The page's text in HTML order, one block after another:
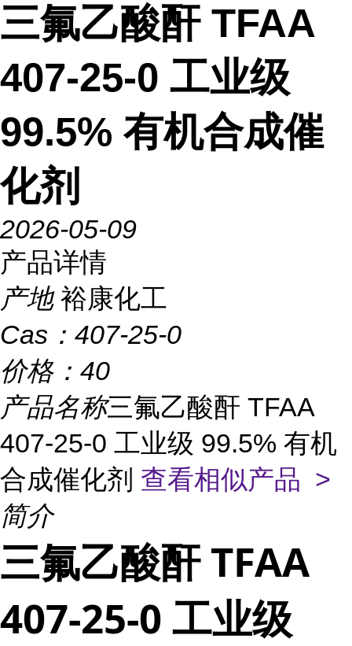
三氟乙酸酐 TFAA
407-25-0 工业级
99.5% 有机合成催
化剂
2026-05-09
产品详情
产地 裕康化工
Cas： 407-25-0
价格： 40
产品名称三氟乙酸酐 TFAA
407-25-0 工业级 99.5% 有机
合成催化剂 查看相似产品 >
简介
三氟乙酸酐 TFAA
407-25-0 工业级